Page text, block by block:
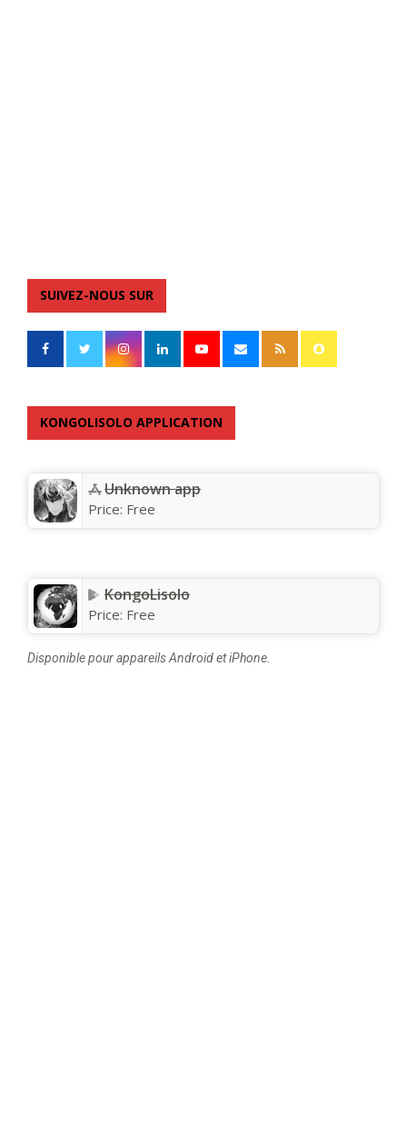
SUIVEZ-NOUS SUR
KONGOLISOLO APPLICATION
Unknown app
Price: Free
KongoLisolo
Price: Free
Disponible pour appareils Android et iPhone.